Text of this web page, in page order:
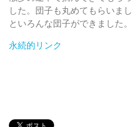
した。団子も丸めてもらいま
といろんな団子ができました。
永続的リンク